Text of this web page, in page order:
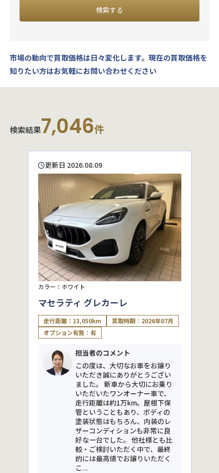
検索する
市場の動向で買取価格は日々変化します。 現在の買取価格を
知りたい方はお気軽にお問い合わせください
検索結果7,046件
更新日 2026.08.09
カラー：ホワイト
マセラティ グレカーレ
走行距離：13,050km
買取時期：2026年07月
オプション有無：有
担当者のコメント
この度は、大切なお車をお譲り
いただき誠にありがとうござい
ました。 新車から大切にお乗り
いただいたワンオーナー車で、
走行距離は約1万km。屋根下保
管ということもあり、ボディの
塗装状態はもちろん、内装のレ
ザーコンディションも非常に良
好な一台でした。 他社様とも比
較・ご検討いただく中で、最終
的には最高値でお譲りいただく
こ...